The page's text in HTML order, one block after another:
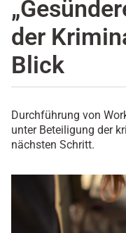
der
Blick
Durchführung von
unter Beteiligung der
nächsten Schritt.